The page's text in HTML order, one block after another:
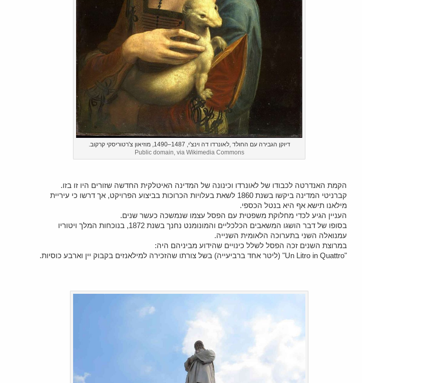
דיוקן הגבירה עם החולד ,לאונרדו דה וינצ'י, 1487–1490, מוזיאון צ'רטוריסקי קרקוב.
Public domain, via Wikimedia Commons
הקמת האנדרטה לכבודו של לאונרדו וכינונה של המדינה האיטלקית החדשה שזורים היו זו בזו.
קברניטי המדינה ביקשו בשנת 1860 לשאת בעלויות הכרוכות בביצוע הפרויקט, אך דרשו כי עיריית
מילאנו תישא אף היא בנטל הכספי.
העניין הגיע לכדי מחלוקת משפטית עם הפסל עצמו שנמשכה כעשר שנים.
בסופו של דבר הושגו המשאבים הכלכליים והמונומנט נחנך בשנת 1872, בנוכחות המלך ויטוריו
עמנואלה השני בתערוכה הלאומית השנייה.
במרוצת השנים זכה הפסל לשלל כינויים שהידוע מביניהם היה:
"Un Litro in Quattro" (ליטר אחד ברביעייה) בשל צורתו שהזכירה למילאנזים בקבוק יין וארבע כוסיות.